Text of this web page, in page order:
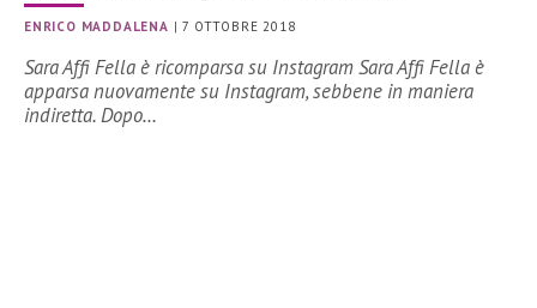
ENRICO MADDALENA |7 OTTOBRE 2018
Sara Affi Fella è ricomparsa su Instagram Sara Affi Fella è
apparsa nuovamente su Instagram, sebbene in maniera
indiretta. Dopo…